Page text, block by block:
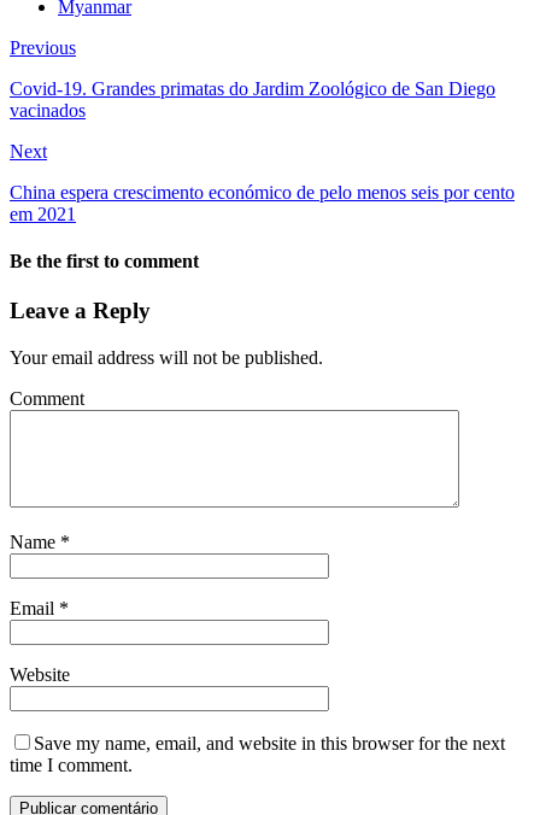
Myanmar
Previous
Covid-19. Grandes primatas do Jardim Zoológico de San Diego
vacinados
Next
China espera crescimento económico de pelo menos seis por cento
em 2021
Be the first to comment
Leave a Reply
Your email address will not be published.
Comment
Name *
Email *
Website
Save my name, email, and website in this browser for the next
time I comment.